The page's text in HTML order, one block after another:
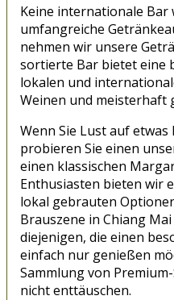
Keine internationale
umfangreiche
nehmen wir unsere
sortierte Bar bietet eine
lokalen und
Weinen und meisterhaft
Wenn Sie Lust auf
probieren Sie einen
einen klassischen
Enthusiasten bieten wir
lokal gebrauten
Brauszene in Chiang
diejenigen, die einen
einfach nur genießen
Sammlung von
nicht enttäuschen.